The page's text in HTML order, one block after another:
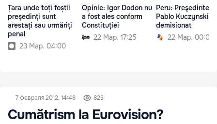
Țara unde toți foștii
președinți sunt
arestați sau urmăriți
penal
23 Мар. 04:00
Opinie: Igor Dodon nu
a fost ales conform
Constituției
22 Мар. 17:25
Peru: Preşedintele
Pablo Kuczynski a
demisionat
22 Мар. 00:00
7 февраля 2012, 14:48 823
Cumătrism la Eurovision?